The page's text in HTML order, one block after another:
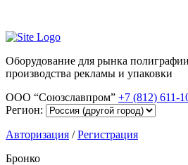
Оборудование для рынка
производства рекламы и упаковки
ООО “Союзславпром” +7 (812) 611-
Регион:
Авторизация /Регистрация
Бронко